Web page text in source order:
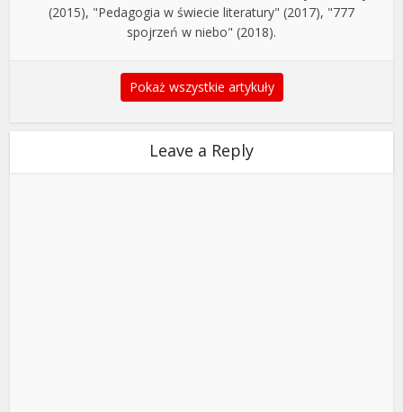
(2015), "Pedagogia w świecie literatury" (2017), "777
spojrzeń w niebo" (2018).
Pokaż wszystkie artykuły
Leave a Reply